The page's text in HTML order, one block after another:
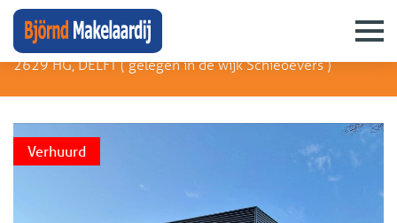
Rotterdamseweg 386 B 1
2629 HG, DELFT (gelegen in de wijk Schieoevers)
Verhuurd